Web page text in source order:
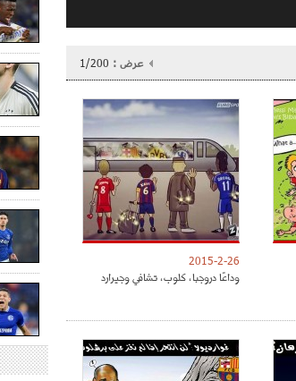
عرض : 1/200
2015-2-26
وداعًا دروجبا، كلوب، تشافي وجيرارد